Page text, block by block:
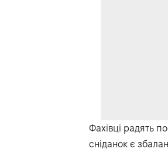
Фахівці радять
сніданок є